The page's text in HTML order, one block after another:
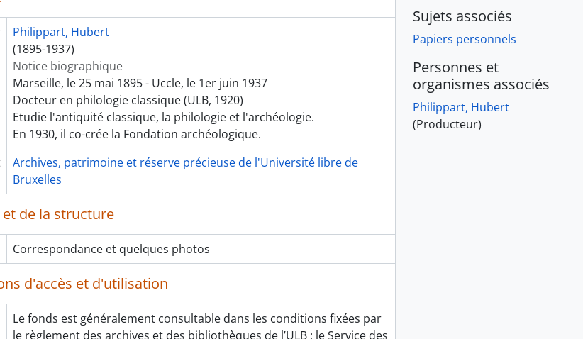
Philippart, Hubert
(1895-1937)
Notice biographique
Marseille, le 25 mai 1895 - Uccle, le 1er juin 1937
Docteur en philologie classique (ULB, 1920)
Etudie l'antiquité classique, la philologie et l'archéologie.
En 1930, il co-crée la Fondation archéologique.
Archives, patrimoine et réserve précieuse de l'Université libre de
Bruxelles
de la structure
Correspondance et quelques photos
d'accès et d'utilisation
Le fonds est généralement consultable dans les conditions fixées par
le règlement des archives et des bibliothèques de l’ULB ; le Service des
Sujets associés
Papiers personnels
Personnes et
organismes associés
Philippart, Hubert
(Producteur)